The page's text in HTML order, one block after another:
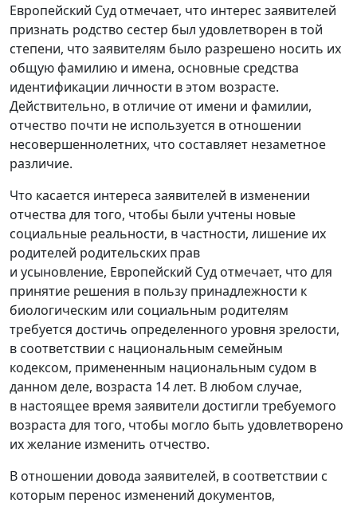
Европейский Суд отмечает, что интерес заявителей
признать родство сестер был удовлетворен в той
степени, что заявителям было разрешено носить их
общую фамилию и имена, основные средства
идентификации личности в этом возрасте.
Действительно, в отличие от имени и фамилии,
отчество почти не используется в отношении
несовершеннолетних, что составляет незаметное
различие.
Что касается интереса заявителей в изменении
отчества для того, чтобы были учтены новые
социальные реальности, в частности, лишение их
родителей родительских прав
и усыновление, Европейский Суд отмечает, что для
принятие решения в пользу принадлежности к
биологическим или социальным родителям
требуется достичь определенного уровня зрелости,
в соответствии с национальным семейным
кодексом, примененным национальным судом в
данном деле, возраста 14 лет. В любом случае,
в настоящее время заявители достигли требуемого
возраста для того, чтобы могло быть удовлетворено
их желание изменить отчество.
В отношении довода заявителей, в соответствии с
которым перенос изменений документов,